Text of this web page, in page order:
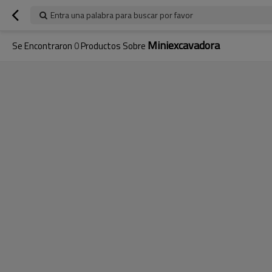
Entra una palabra para buscar por favor
Se Encontraron 0Productos Sobre Miniexcavadora